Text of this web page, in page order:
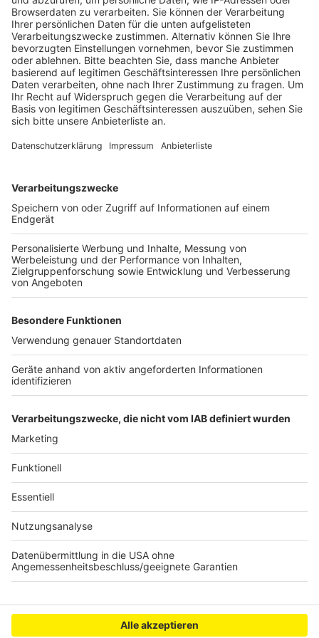
Verwaltungsabläufe können direkt dort erledigt
werden.
Veröffentlicht:Mittwoch, 20.04.2022 18:04
Anzeige
entfalle, heißt es. Sobald die Geflüchteten in der
Verantwortlichen, die Ukrainer anderswo
unterzubringen, vornehmlich in privaten Wohnungen.
Bisher hat die Stadt rund 400 Geflüchtete
Woche weitere 30 bis 50 Kriegsvertriebene in der
Stadt eintreffen. Vor diesem Hintergrund soll auch das
wöchentliche Begegnungscafé im Jugendzentrum
Geflüchteten dazu seien sehr positiv. Und auch die
Spendenbereitschaft der Menschen in Kerpen sei
bemerkenswert hoch, viele hätten Geld oder
Sachspenden gegeben. Allein sechs Lkw-Ladungen
mit 70 Paletten Hilfsgütern habe man schon von
Kerpen aus in die Ukraine geschickt, so die Stadt.
Anzeige
Anzeige